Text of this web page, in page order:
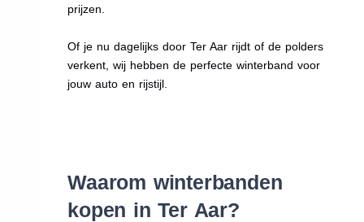
prijzen.
Of je nu dagelijks door Ter Aar rijdt of de polders
verkent, wij hebben de perfecte winterband voor
jouw auto en rijstijl.
Waarom winterbanden
kopen in Ter Aar?